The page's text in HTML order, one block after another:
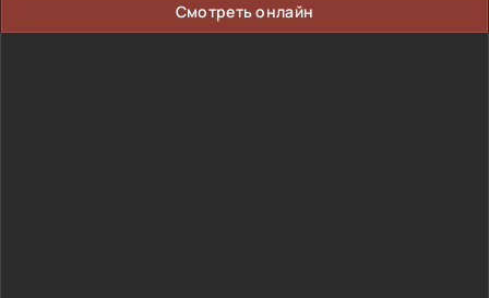
Смотреть онлайн